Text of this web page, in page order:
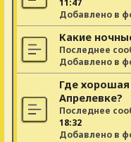
11:47
Добавлено в
Какие
Последнее
Добавлено в
Где
Апрелевке?
Последнее
18:32
Добавлено в